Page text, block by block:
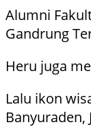
Alumni
Gandrung
Heru juga
Lalu ikon
Banyuraden,